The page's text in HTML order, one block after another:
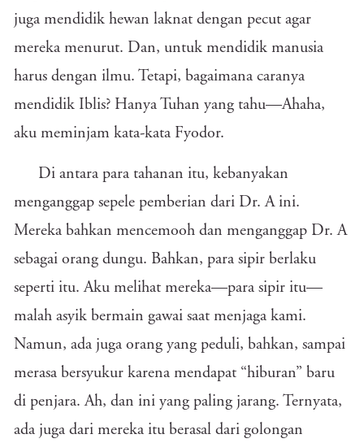
juga mendidik hewan laknat dengan pecut agar
mereka menurut. Dan, untuk mendidik manusia
harus dengan ilmu. Tetapi, bagaimana caranya
mendidik Iblis? Hanya Tuhan yang tahu—Ahaha,
aku meminjam kata-kata Fyodor.
Di antara para tahanan itu, kebanyakan
menganggap sepele pemberian dari Dr. A ini.
Mereka bahkan mencemooh dan menganggap Dr. A
sebagai orang dungu. Bahkan, para sipir berlaku
seperti itu. Aku melihat mereka—para sipir itu—
malah asyik bermain gawai saat menjaga kami.
Namun, ada juga orang yang peduli, bahkan, sampai
merasa bersyukur karena mendapat “hiburan” baru
di penjara. Ah, dan ini yang paling jarang. Ternyata,
ada juga dari mereka itu berasal dari golongan